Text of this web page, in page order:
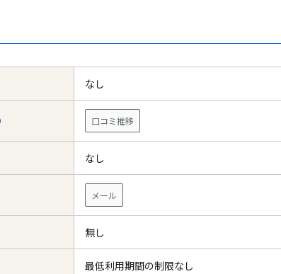
なし
口コミ推移
なし
メール
無し
最低利用期間の制限なし